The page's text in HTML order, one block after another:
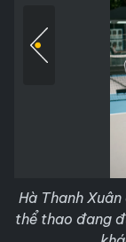
Hà Thanh
thể thao đang